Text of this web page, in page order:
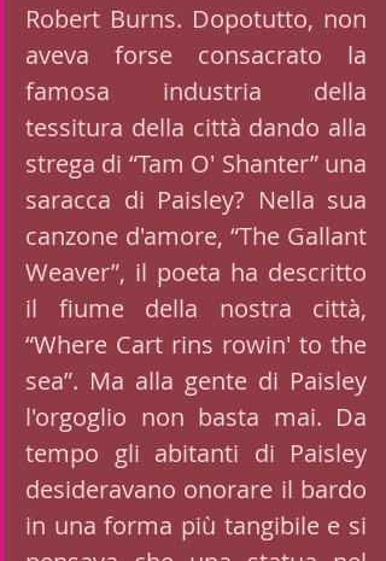
Robert Burns. Dopotutto, non
aveva forse consacrato la
famosa industria della
tessitura della città dando alla
strega di “Tam O' Shanter” una
saracca di Paisley? Nella sua
canzone d'amore, “The Gallant
Weaver”, il poeta ha descritto
il fiume della nostra città,
“Where Cart rins rowin' to the
sea”. Ma alla gente di Paisley
l'orgoglio non basta mai. Da
tempo gli abitanti di Paisley
desideravano onorare il bardo
in una forma più tangibile e si